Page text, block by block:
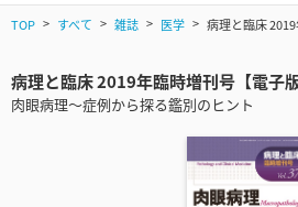
TOP すべて 雑誌 医学 病理と臨床
病理と臨床 2019年臨時増刊号【電子版
肉眼病理～症例から探る鑑別のヒント